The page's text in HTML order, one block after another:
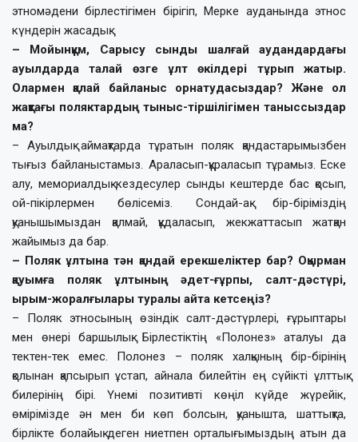
этномәдени бірлестігімен бірігіп, Мерке ауданында этнос
күндерін жасадық.
– Мойынқұм, Сарысу сынды шалғай аудандар­дағы
ауылдарда талай өзге ұлт өкілдері тұрып жатыр.
Олармен қалай байланыс орнатудасыздар? Және ол
жақтағы поляктардың тыныс-тіршілігімен таныссыздар
ма?
– Ауылдық аймақтарда тұратын поляк қандастарымызбен
тығыз байланыстамыз. Араласып-құраласып тұрамыз. Еске
алу, мемориалдық кездесулер сынды кештерде бас қосып,
ой-пікірлермен бөлісеміз. Сондай-ақ бір-біріміздің
қуанышымыздан қалмай, құдаласып, жекжаттасып жатқан
жайымыз да бар.
– Поляк ұлтына тән қандай ерекшеліктер бар? Оқырман
қауымға поляк ұлтының әдет-ғұрпы, салт-дәстүрі,
ырым-жоралғылары туралы айта кетсеңіз?
– Поляк этносының өзіндік салт-дәстүрлері, ғұрыптары
мен өнері баршылық. Бірлестіктің «Полонез» аталуы да
тектен-тек емес. Полонез – поляк халқының бір-бірінің
қолынан қапсырып ұстап, айнала билейтін ең сүйікті ұлттық
билерінің бірі. Үнемі позитивті көңіл күйде жүрейік,
өмірімізде ән мен би көп болсын, қуанышта, шаттықта,
бірлікте болайық деген ниетпен орталығымыздың атын да